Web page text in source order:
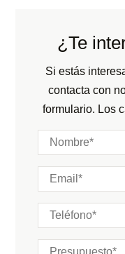
Potencia:462 CV
Marchas:
Gris
Color interior:Negro
Carrocería:N/D
Puertas:
Plazas:
¿Te
Si estás
contacta con
formulario. Los